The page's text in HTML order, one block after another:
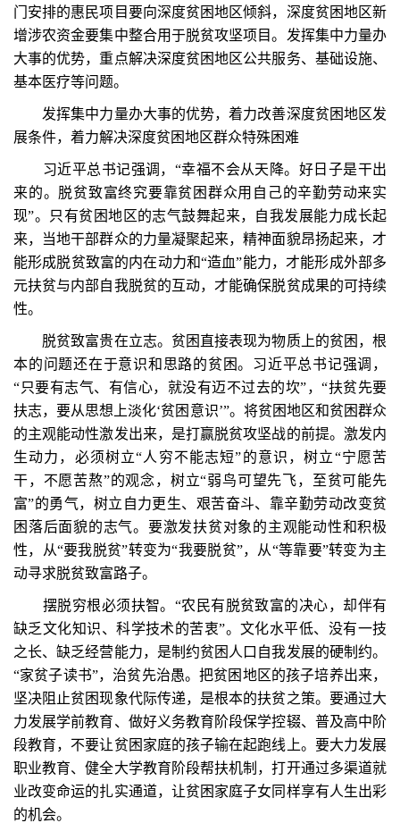
门安排的惠民项目要向深度贫困地区倾斜，深度贫困地区新
增涉农资金要集中整合用于脱贫攻坚项目。发挥集中力量办
大事的优势，重点解决深度贫困地区公共服务、基础设施、
基本医疗等问题。
发挥集中力量办大事的优势，着力改善深度贫困地区发
展条件，着力解决深度贫困地区群众特殊困难
习近平总书记强调，“幸福不会从天降。好日子是干出
来的。脱贫致富终究要靠贫困群众用自己的辛勤劳动来实
现”。只有贫困地区的志气鼓舞起来，自我发展能力成长起
来，当地干部群众的力量凝聚起来，精神面貌昂扬起来，才
能形成脱贫致富的内在动力和“造血”能力，才能形成外部多
元扶贫与内部自我脱贫的互动，才能确保脱贫成果的可持续
性。
脱贫致富贵在立志。贫困直接表现为物质上的贫困，根
本的问题还在于意识和思路的贫困。习近平总书记强调，
“只要有志气、有信心，就没有迈不过去的坎”，“扶贫先要
扶志，要从思想上淡化‘贫困意识’”。将贫困地区和贫困群众
的主观能动性激发出来，是打赢脱贫攻坚战的前提。激发内
生动力，必须树立“人穷不能志短”的意识，树立“宁愿苦
干，不愿苦熬”的观念，树立“弱鸟可望先飞，至贫可能先
富”的勇气，树立自力更生、艰苦奋斗、靠辛勤劳动改变贫
困落后面貌的志气。要激发扶贫对象的主观能动性和积极
性，从“要我脱贫”转变为“我要脱贫”，从“等靠要”转变为主
动寻求脱贫致富路子。
摆脱穷根必须扶智。“农民有脱贫致富的决心，却伴有
缺乏文化知识、科学技术的苦衷”。文化水平低、没有一技
之长、缺乏经营能力，是制约贫困人口自我发展的硬制约。
“家贫子读书”，治贫先治愚。把贫困地区的孩子培养出来，
坚决阻止贫困现象代际传递，是根本的扶贫之策。要通过大
力发展学前教育、做好义务教育阶段保学控辍、普及高中阶
段教育，不要让贫困家庭的孩子输在起跑线上。要大力发展
职业教育、健全大学教育阶段帮扶机制，打开通过多渠道就
业改变命运的扎实通道，让贫困家庭子女同样享有人生出彩
的机会。